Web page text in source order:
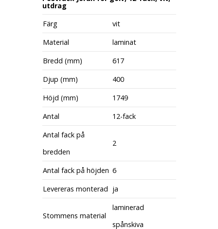
utdrag
Färg
vit
Material
laminat
Bredd (mm)
617
Djup (mm)
400
Höjd (mm)
1749
Antal
12-fack
Antal fack på
bredden
2
Antal fack på höjden 6
Levereras monterad ja
Stommens material
laminerad
spånskiva